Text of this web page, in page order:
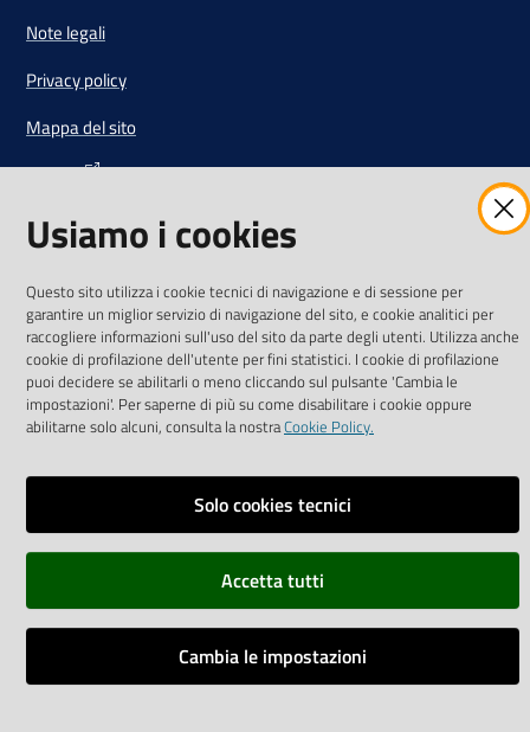
Note legali
Privacy policy
Mappa del sito
Credits
Dichiarazione di accessibilità
Impostazioni cookie
Usiamo i cookies
Questo sito utilizza i cookie tecnici di navigazione e di sessione per
garantire un miglior servizio di navigazione del sito, e cookie analitici per
raccogliere informazioni sull'uso del sito da parte degli utenti. Utilizza anche
cookie di profilazione dell'utente per fini statistici. I cookie di profilazione
puoi decidere se abilitarli o meno cliccando sul pulsante 'Cambia le
impostazioni'. Per saperne di più su come disabilitare i cookie oppure
abilitarne solo alcuni, consulta la nostraCookie Policy.
Solo cookies tecnici
Accetta tutti
Cambia le impostazioni